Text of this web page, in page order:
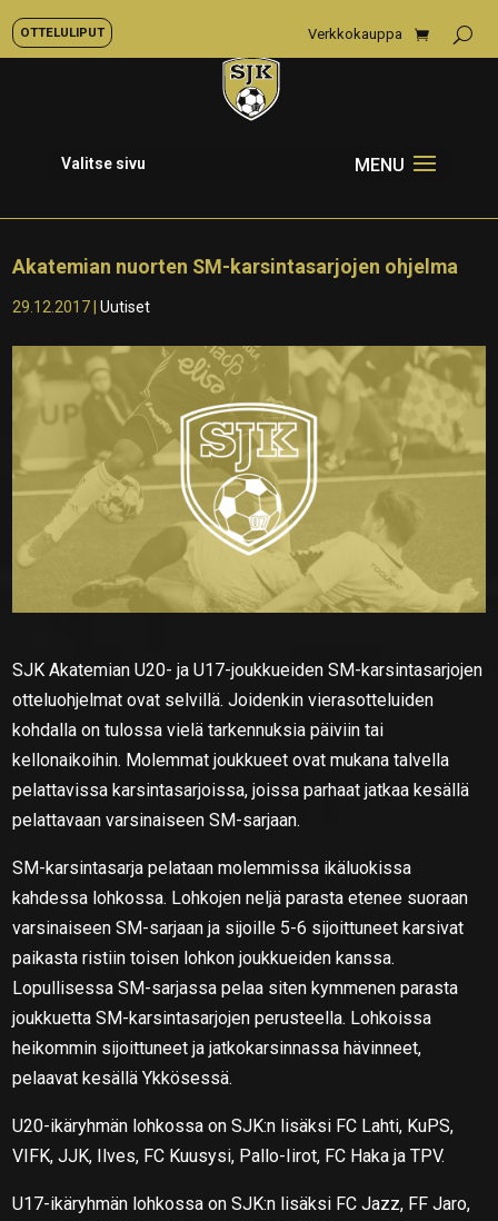
OTTELULIPUT Verkkokauppa
Valitse sivu
Akatemian nuorten SM-karsintasarjojen ohjelma
29.12.2017 |Uutiset
SJK Akatemian U20- ja U17-joukkueiden SM-karsintasarjojen
otteluohjelmat ovat selvillä. Joidenkin vierasotteluiden
kohdalla on tulossa vielä tarkennuksia päiviin tai
kellonaikoihin. Molemmat joukkueet ovat mukana talvella
pelattavissa karsintasarjoissa, joissa parhaat jatkaa kesällä
pelattavaan varsinaiseen SM-sarjaan.
SM-karsintasarja pelataan molemmissa ikäluokissa
kahdessa lohkossa. Lohkojen neljä parasta etenee suoraan
varsinaiseen SM-sarjaan ja sijoille 5-6 sijoittuneet karsivat
paikasta ristiin toisen lohkon joukkueiden kanssa.
Lopullisessa SM-sarjassa pelaa siten kymmenen parasta
joukkuetta SM-karsintasarjojen perusteella. Lohkoissa
heikommin sijoittuneet ja jatkokarsinnassa hävinneet,
pelaavat kesällä Ykkösessä.
U20-ikäryhmän lohkossa on SJK:n lisäksi FC Lahti, KuPS,
VIFK, JJK, Ilves, FC Kuusysi, Pallo-Iirot, FC Haka ja TPV.
U17-ikäryhmän lohkossa on SJK:n lisäksi FC Jazz, FF Jaro,